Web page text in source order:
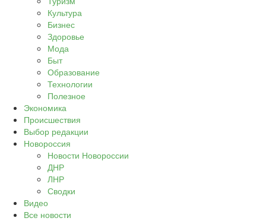
Культура
Бизнес
Здоровье
Мода
Быт
Образование
Технологии
Полезное
Экономика
Происшествия
Выбор редакции
Новороссия
Новости Новороссии
ДНР
ЛНР
Сводки
Видео
Все новости